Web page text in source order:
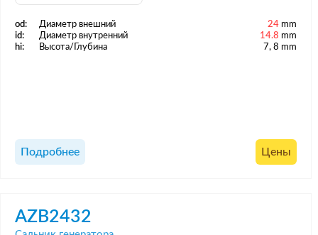
od: Диаметр внешний 24 mm
id:
Диаметр внутренний 14.8 mm
hi:
Высота/Глубина 7, 8 mm
Подробнее Цены
AZB2432